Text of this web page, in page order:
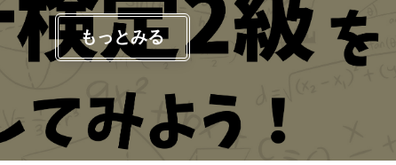
2023年12月4日
た 2
もっとみる